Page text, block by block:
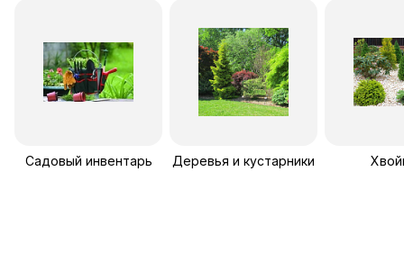
Садовый инвентарь Деревья и кустарники